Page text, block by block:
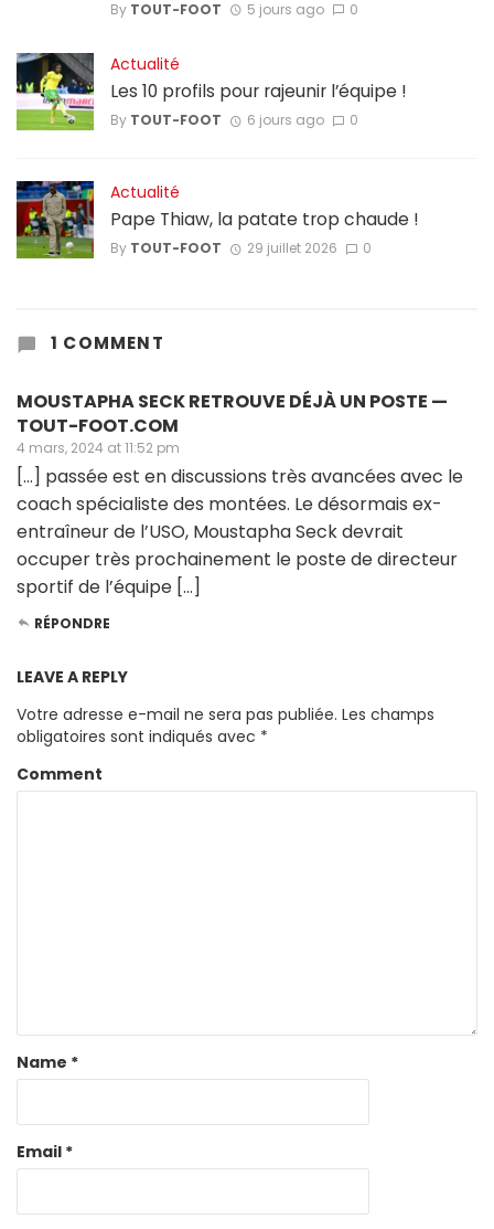
By TOUT-FOOT 5 jours ago 0
Actualité
Les 10 profils pour rajeunir l’équipe !
By TOUT-FOOT 6 jours ago 0
Actualité
Pape Thiaw, la patate trop chaude !
By TOUT-FOOT 29 juillet 2026 0
1 COMMENT
MOUSTAPHA SECK RETROUVE DÉJÀ UN POSTE —
TOUT-FOOT.COM
4 mars, 2024 at 11:52 pm
[…] passée est en discussions très avancées avec le
coach spécialiste des montées. Le désormais ex-
entraîneur de l’USO, Moustapha Seck devrait
occuper très prochainement le poste de directeur
sportif de l’équipe […]
RÉPONDRE
LEAVE A REPLY
Votre adresse e-mail ne sera pas publiée. Les champs
obligatoires sont indiqués avec *
Comment
Name *
Email *